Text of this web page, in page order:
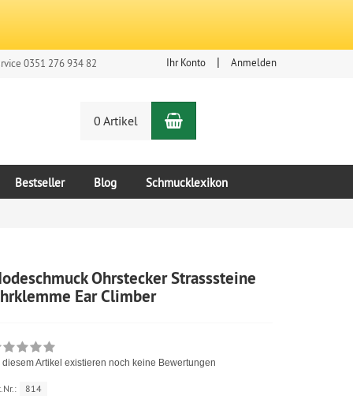
0351 276 934 82 Ihr Konto Anmelden
0 Artikel Warenkorb
Bestseller Blog Schmucklexikon
Ohrstecker Strasssteine
Ear Climber
diesem Artikel existieren noch keine Bewertungen
814